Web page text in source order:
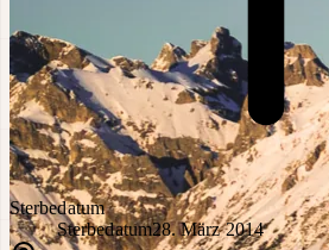
Sterbedatum
Sterbedatum28. März 2014